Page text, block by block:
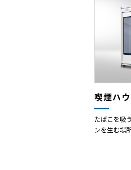
喫煙ハ
たばこを吸
ンを生む場